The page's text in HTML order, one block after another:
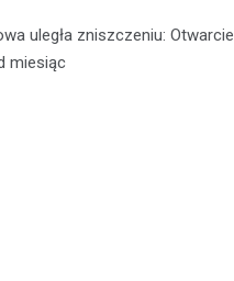
uległa zniszczeniu: Otwarcie
miesiąc